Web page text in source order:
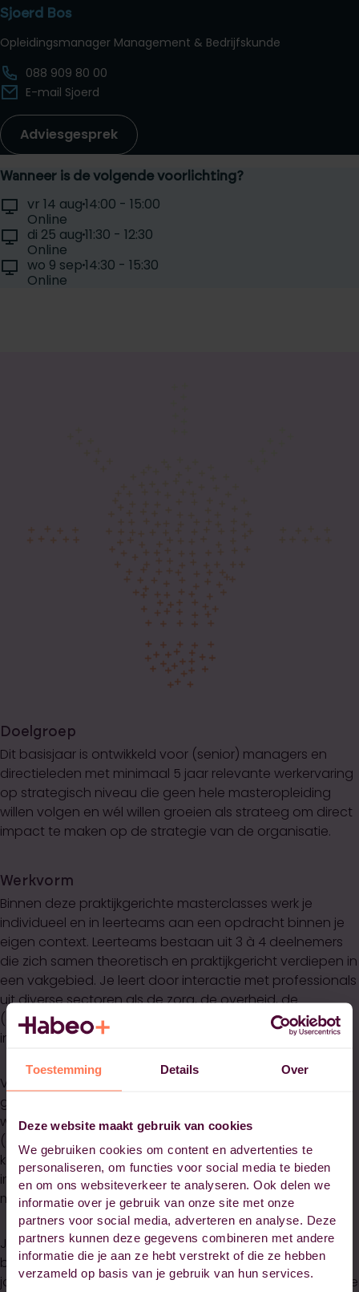
Toestemming Details Over
Deze website maakt gebruik van cookies
We gebruiken cookies om content en advertenties te
personaliseren, om functies voor social media te bieden
en om ons websiteverkeer te analyseren. Ook delen we
informatie over je gebruik van onze site met onze
partners voor social media, adverteren en analyse. Deze
partners kunnen deze gegevens combineren met andere
informatie die je aan ze hebt verstrekt of die ze hebben
verzameld op basis van je gebruik van hun services.
Sjoerd Bos
Opleidingsmanager Management & Bedrijfskunde
088 909 80 00
E-mail Sjoerd
Adviesgesprek
Wanneer is de volgende voorlichting?
Selecteer een voorlichtingsdag:
Datum:
vr 14 augTijd:
14:00 - 15:00
Locatie:
Online
Datum:
di 25 augTijd:
11:30 - 12:30
Locatie:
Online
Datum:
wo 9 sepTijd:
14:30 - 15:30
Locatie:
Online
Doelgroep
Dit basisjaar is ontwikkeld voor (senior) managers en
directieleden met minimaal 5 jaar relevante werkervaring
op strategisch niveau die geen hele masteropleiding
willen volgen en wél willen groeien als strateeg om direct
impact te maken op de strategie van de organisatie.
Werkvorm
Binnen deze praktijkgerichte masterclasses werk je
individueel en in leerteams aan een opdracht binnen je
eigen context. Leerteams bestaan uit 3 à 4 deelnemers
die zich samen theoretisch en praktijkgericht verdiepen in
een vakgebied. Je leert door interactie met professionals
uit diverse sectoren als de zorg, de overheid, de
(commerciële) dienstverlening, het onderwijs, de
infrastructuur en de techniek.
Voor deze masterclasses hebben we werkvormen
gekozen die het beste aansluiten op de praktijk. We
werken met een mix van activerende, praktijkgerichte
(online) leeractiviteiten. Op ons online leerplatform vindt
kennisoverdracht en samenwerking plaats. Je krijgt
individueel en gezamenlijk feedback en bereikt samen
met onze experts de gewenste verdieping.
Je rondt de masterclass af met een beroepsprestatie
binnen jouw eigen organisatie. Zo bereik je meer voor
jouw persoonlijke ontwikkeling én de organisatie waarin je